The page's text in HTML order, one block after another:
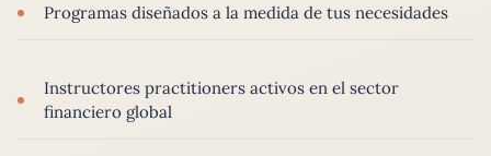
Programas diseñados a la medida de tus necesidades
Instructores practitioners activos en el sector
financiero global